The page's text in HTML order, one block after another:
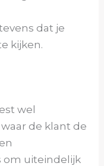
dat je
kijken.
wel
de klant de
om uiteindelijk